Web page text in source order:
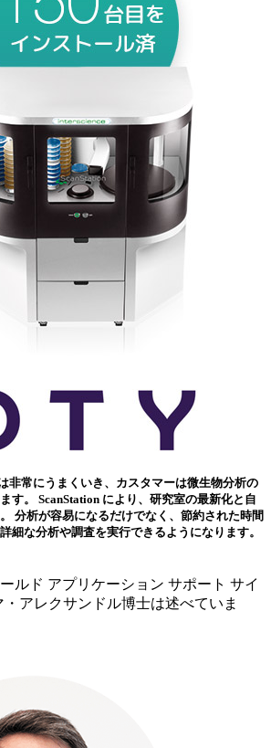
非常にうまくいき、カスタマーは微生物分析の
す。 ScanStation により、研究室の最新化と自
分析が容易になるだけでなく、節約された時間
細な分析や調査を実行できるようになります。
ールド アプリケーション サポート サイ
アレクサンドル博士は述べていま